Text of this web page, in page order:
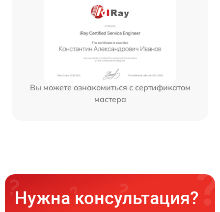
Вы можете ознакомиться с сертификатом
мастера
Нужна консультация?